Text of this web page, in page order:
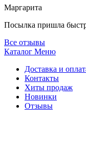
Маргарита
Посылка пришла
Все отзывы
Каталог Меню
Доставка и
Контакты
Хиты продаж
Новинки
Отзывы